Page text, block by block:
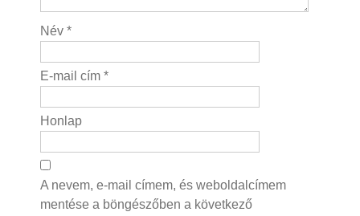
Név *
E-mail cím *
Honlap
A nevem, e-mail címem, és weboldalcímem
mentése a böngészőben a következő